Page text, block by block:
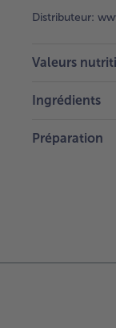
Distributeur:
Valeurs
Ingrédients
Préparation